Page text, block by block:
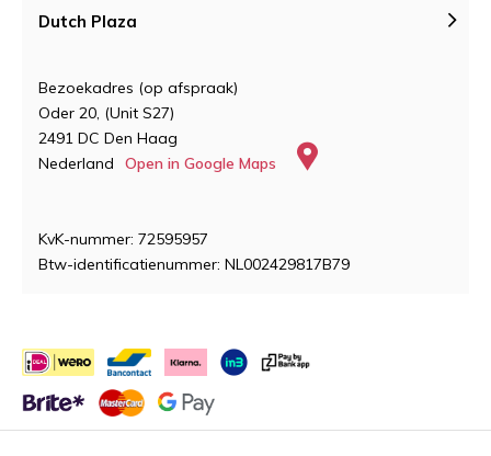
Dutch Plaza
Bezoekadres (op afspraak)
Oder 20, (Unit S27)
2491 DC Den Haag
Nederland
Open in Google Maps
KvK-nummer: 72595957
Btw-identificatienummer: NL002429817B79